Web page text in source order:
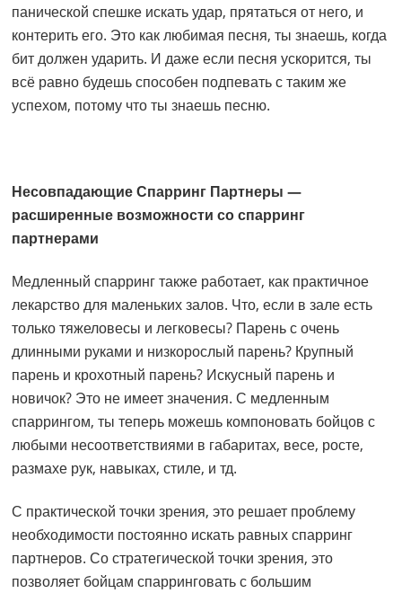
панической спешке искать удар, прятаться от него, и
контерить его. Это как любимая песня, ты знаешь, когда
бит должен ударить. И даже если песня ускорится, ты
всё равно будешь способен подпевать с таким же
успехом, потому что ты знаешь песню.
Несовпадающие Спарринг Партнеры —
расширенные возможности со спарринг
партнерами
Медленный спарринг также работает, как практичное
лекарство для маленьких залов. Что, если в зале есть
только тяжеловесы и легковесы? Парень с очень
длинными руками и низкорослый парень? Крупный
парень и крохотный парень? Искусный парень и
новичок? Это не имеет значения. С медленным
спаррингом, ты теперь можешь компоновать бойцов с
любыми несоответствиями в габаритах, весе, росте,
размахе рук, навыках, стиле, и тд.
С практической точки зрения, это решает проблему
необходимости постоянно искать равных спарринг
партнеров. Со стратегической точки зрения, это
позволяет бойцам спарринговать с большим